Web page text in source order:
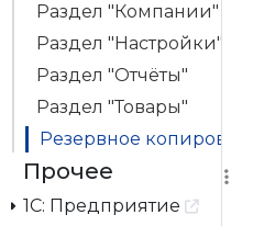
Раздел "Компании"
Раздел "Настройки"
Раздел "Отчёты"
Раздел "Товары"
Резервное копирование
Прочее
1С: Предприятие